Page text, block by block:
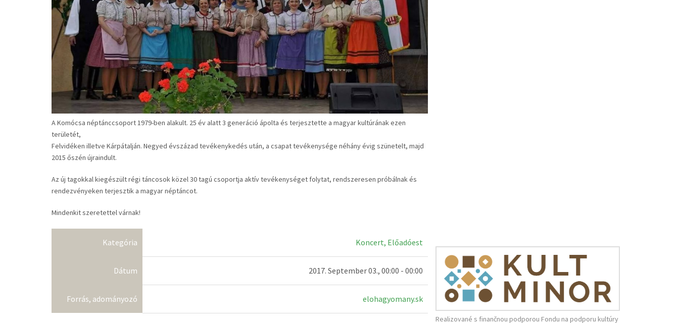
AKomócsa néptánccsoport1979-ben alakult. 25 év alatt 3 generáció ápolta és terjesztette a magyar kultúrának ezen
területét,
Felvidéken illetve Kárpátalján. Negyed évszázad tevékenykedés után, a csapat tevékenysége néhány évig szünetelt, majd
2015 őszén újraindult.
Az új tagokkal kiegészült régi táncosok közel 30 tagú csoportja aktív tevékenységet folytat, rendszeresen próbálnak és
rendezvényeken terjesztik a magyar néptáncot.
Mindenkit szeretettel várnak!
Kategória Koncert, Előadóest
Dátum 2017. September 03., 00:00 - 00:00
Forrás, adományozó elohagyomany.sk
Realizované s finančnou podporou Fondu na podporu kultúry